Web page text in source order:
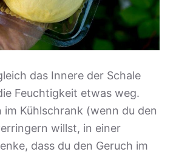
das Innere der Schale
Feuchtigkeit etwas weg.
im Kühlschrank (wenn du den
willst, in einer
dass du den Geruch im